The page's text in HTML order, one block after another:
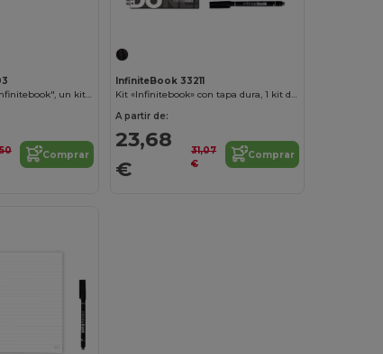
El set incluye un "Infinitebook", un kit de limpieza, un marcador y un portamarcadores
Comprar
InfiniteBook 33211
Kit «Infinitebook» con tapa dura, 1 kit de limpieza, 1 rotulador y 1 soporte para bolígrafo
A partir de:
23,68
€
31,07
€
Comprar